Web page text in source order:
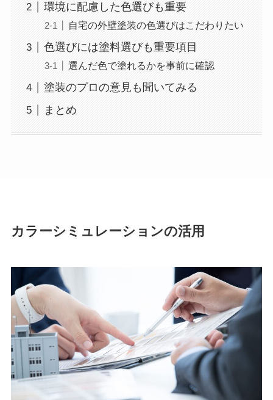
環境に配慮した色選びも重要
自宅の外壁塗装の色選びはこだわりたい
色選びには塗料選びも重要項目
選んだ色で塗れるかを事前に確認
塗装のプロの意見も聞いてみる
まとめ
カラーシミュレーションの活用